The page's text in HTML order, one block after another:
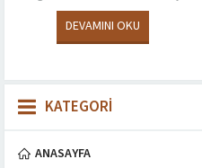
Özelliği : 4V Style- Timberland
Kalınlık (mm) EN...
DEVAMINI OKU
KATEGORİ
ANASAYFA